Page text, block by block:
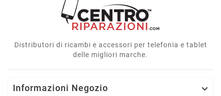
Distributori di ricambi e accessori per telefonia e tablet
delle migliori marche.
Informazioni Negozio 